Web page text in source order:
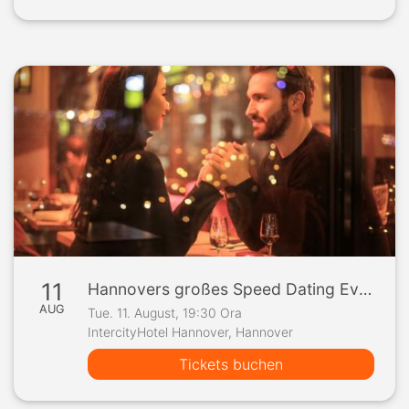
11
AUG
Hannovers großes Speed Dating Event
Tue. 11. August, 19:30 Ora
IntercityHotel Hannover, Hannover
Tickets buchen